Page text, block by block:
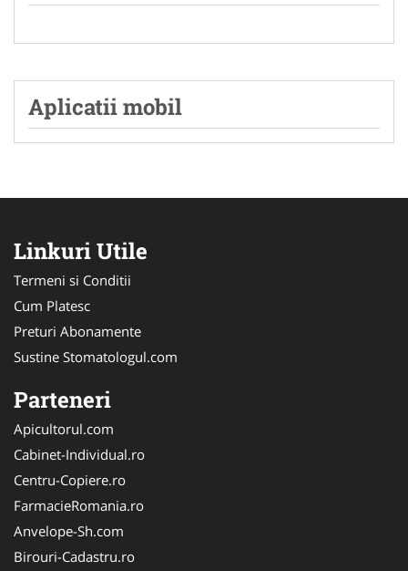
Aplicatii mobil
Linkuri Utile
Termeni si Conditii
Cum Platesc
Preturi Abonamente
Sustine Stomatologul.com
Parteneri
Apicultorul.com
Cabinet-Individual.ro
Centru-Copiere.ro
FarmacieRomania.ro
Anvelope-Sh.com
Birouri-Cadastru.ro